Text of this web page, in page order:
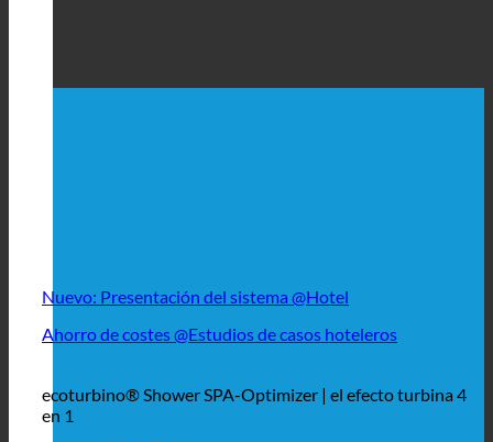
Nuevo: Presentación del sistema @Hotel
Ahorro de costes @Estudios de casos hoteleros
ecoturbino® Shower SPA-Optimizer | el efecto turbina 4
en 1